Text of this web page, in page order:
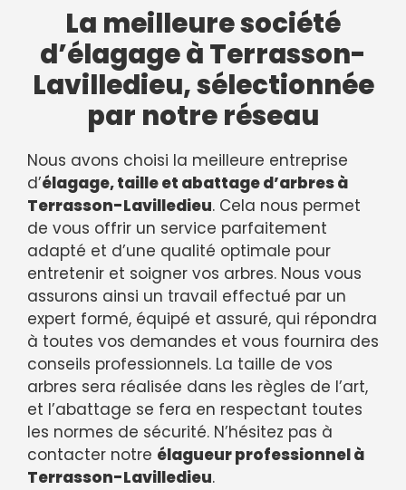
La meilleure société
d’élagage à Terrasson-
Lavilledieu, sélectionnée
par notre réseau
Nous avons choisi la meilleure entreprise
d’élagage, taille et abattage d’arbres à
Terrasson-Lavilledieu. Cela nous permet
de vous offrir un service parfaitement
adapté et d’une qualité optimale pour
entretenir et soigner vos arbres. Nous vous
assurons ainsi un travail effectué par un
expert formé, équipé et assuré, qui répondra
à toutes vos demandes et vous fournira des
conseils professionnels. La taille de vos
arbres sera réalisée dans les règles de l’art,
et l’abattage se fera en respectant toutes
les normes de sécurité. N’hésitez pas à
contacter notre élagueur professionnel à
Terrasson-Lavilledieu.